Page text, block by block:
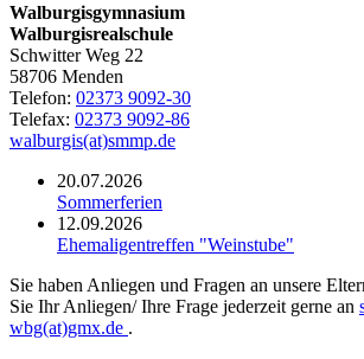
Walburgisgymnasium
Walburgisrealschule
Schwitter Weg 22
58706 Menden
Telefon: 02373 9092-30
Telefax: 02373 9092-86
walburgis(at)smmp.de
20.07.2026
Sommerferien
12.09.2026
Ehemaligentreffen "Weinstube"
Sie haben Anliegen und Fragen an unsere
Sie Ihr Anliegen/ Ihre Frage jederzeit gerne an
wbg(at)gmx.de .